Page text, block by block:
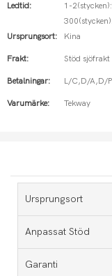
Ledtid:
1-
Ursprungsort:
Kina
Frakt: Stöd sjöfrakt
Betalningar: L/C,D/A,D/
Varumärke: Tekway
Ursprungsort
Anpassat Stöd
Garanti